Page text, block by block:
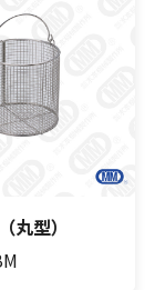
丸型）